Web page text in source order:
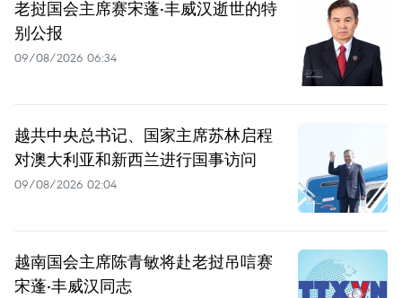
老挝国会主席赛宋蓬·丰威汉逝世的特
别公报
09/08/2026 06:34
越共中央总书记、国家主席苏林启程
对澳大利亚和新西兰进行国事访问
09/08/2026 02:04
越南国会主席陈青敏将赴老挝吊唁赛
宋蓬·丰威汉同志